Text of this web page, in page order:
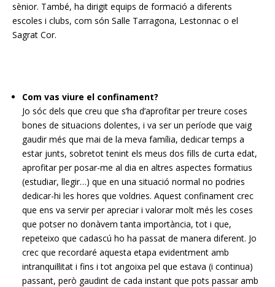
sènior. També, ha dirigit equips de formació a diferents
escoles i clubs, com són Salle Tarragona, Lestonnac o el
Sagrat Cor.
Com vas viure el confinament?
Jo sóc dels que creu que s’ha d’aprofitar per treure coses
bones de situacions dolentes, i va ser un període que vaig
gaudir més que mai de la meva família, dedicar temps a
estar junts, sobretot tenint els meus dos fills de curta edat,
aprofitar per posar-me al dia en altres aspectes formatius
(estudiar, llegir…) que en una situació normal no podries
dedicar-hi les hores que voldries. Aquest confinament crec
que ens va servir per apreciar i valorar molt més les coses
que potser no donàvem tanta importància, tot i que,
repeteixo que cadascú ho ha passat de manera diferent. Jo
crec que recordaré aquesta etapa evidentment amb
intranquil·litat i fins i tot angoixa pel que estava (i continua)
passant, però gaudint de cada instant que pots passar amb